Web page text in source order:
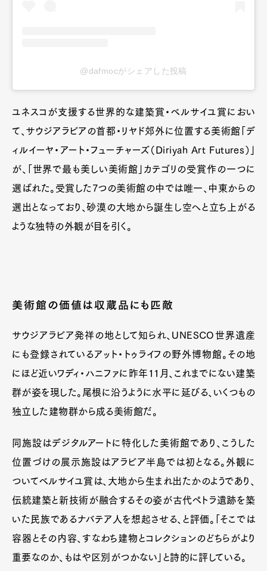
@dafmocがシェアした投稿
ユネスコが支援する世界的な建築賞・ベルサイユ賞におい
て、サウジアラビアの首都・リヤド郊外に位置する美術館「デ
ィルイーヤ・アート・フューチャーズ（Diriyah Art Futures）」
が、「世界で最も美しい美術館」カテゴリの受賞作の一つに
選ばれた。受賞した7つの美術館の中では唯一、中東からの
選出となっており、砂漠の大地から誕生し空へと立ち上がる
ような独特の外観が目を引く。
美術館の価値は収蔵品にも匹敵
サウジアラビア発祥の地として知られ、UNESCO世界遺産
にも登録されているアット・トゥライフの野外博物館。その地
にほど近いワディ・ハニファに昨年11月、これまでにない建築
群が姿を現した。尾根に沿うように水平に延びる、いくつもの
独立した建物群から成る美術館だ。
同施設はデジタルアートに特化した美術館であり、こうした
位置づけの展示施設はアラビア半島では初となる。外観に
ついてベルサイユ賞は、大地から生まれ出たかのようであり、
伝統建築と新技術が融合するその姿が古代ペトラ遺跡を築
いた民族であるナバテア人を想起させる、と評価。「そこでは
容器とその内容、すなわち建物とコレクションのどちらがより
重要なのか、もはや区別がつかない」と詩的に評している。